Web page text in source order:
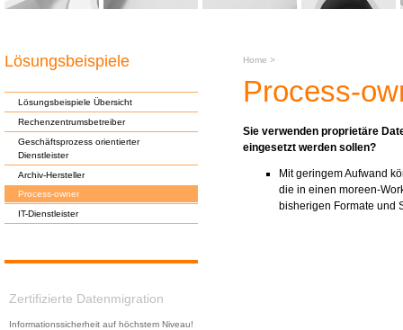
Lösungsbeispiele
Lösungsbeispiele Übersicht
Rechenzentrumsbetreiber
Geschäftsprozess orientierter
Dienstleister
Archiv-Hersteller
Process-owner
IT-Dienstleister
Zertifizierte Datenmigration
Informationssicherheit auf höchstem Niveau!
Home >
Process-
Sie verwenden proprietäre
eingesetzt werden sollen?
Mit geringem Aufwand
die in einen moreen-
bisherigen Formate und